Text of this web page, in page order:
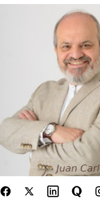
Un básico del liderazgo que